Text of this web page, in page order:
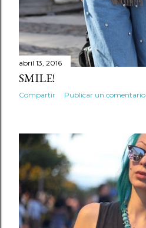
abril 13, 2016
SMILE!
Compartir Publicar un comentario